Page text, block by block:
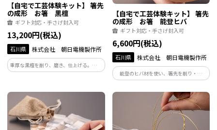
【自宅で工芸体験キット】 箸先
の成形 お箸 黒檀
ギフト対応・手さげ封入可
13,200円(税込)
石川県 株式会社 朝日電機製作所
重厚な黒檀を削り、磨き、仕上げる。本格
的な箸づくり体験。滑らかな質感と艶や
てくれます。職人の技と美意識を感じる上
質な一本に。
【自宅で工芸体験キット】 箸先
の成形 お箸 能登ヒバ
ギフト対応・手さげ封入可
6,600円(税込)
石川県 株式会社 朝日電機製作所
能登のヒバ材を使い、箸先を削り・磨
き・仕上げる体験です。木の香りとともに
進む工程は癒しの時間。日々使う道具を
自ら仕上げることで、食への感謝を再認
識できます。